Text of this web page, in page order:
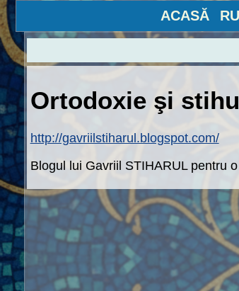
ACASĂ
Ortodoxie şi
http://gavriilstiharul.blogspot.com/
Blogul lui Gavriil STIHARUL pentru